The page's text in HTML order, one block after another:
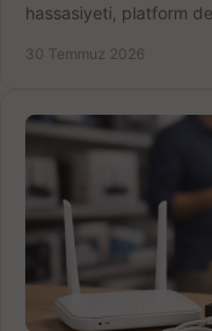
hassasiyeti, platform
30 Temmuz 2026